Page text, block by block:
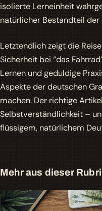
isolierte Lerneinheit
natürlicher Bestandteil der
Letztendlich zeigt die
Sicherheit bei “das
Lernen und geduldige
Aspekte der deutschen
machen. Der richtige
Selbstverständlichkeit –
flüssigem, natürlichem
Mehr aus dieser